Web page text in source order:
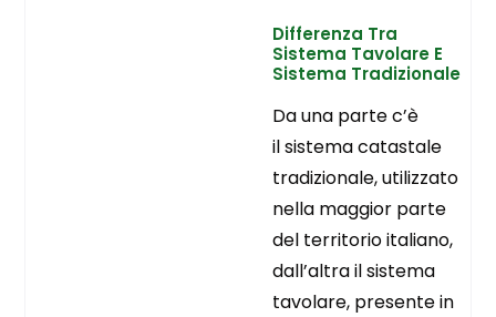
Differenza Tra
Sistema Tavolare E
Sistema Tradizionale
Da una parte c’è
il sistema catastale
tradizionale, utilizzato
nella maggior parte
del territorio italiano,
dall’altra il sistema
tavolare, presente in